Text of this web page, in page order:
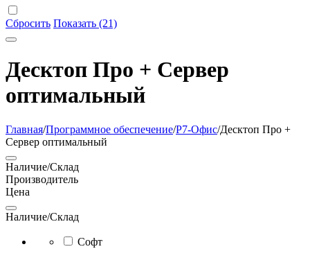
Сбросить Показать (21)
Десктоп Про + Сервер
оптимальный
Главная/Программное обеспечение/Р7-Офис/Десктоп Про +
Сервер оптимальный
Наличие/Склад
Производитель
Цена
Наличие/Склад
Софт